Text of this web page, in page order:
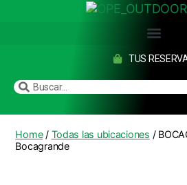
TUS
Home/ Todas las ubicaciones /
Bocagrande